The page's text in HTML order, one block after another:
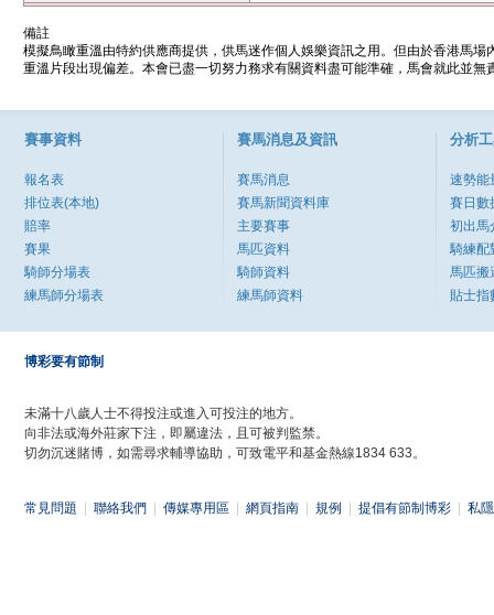
備註
模擬鳥瞰重溫由特約供應商提供，供馬迷作個人娛樂資訊之用。但由於香港馬
重溫片段出現偏差。本會已盡一切努力務求有關資料盡可能準確，馬會就此並
賽事資料
報名表
排位表(本地)
賠率
賽果
騎師分場表
練馬師分場表
賽馬消息及資訊
賽馬消息
賽馬新聞資料庫
主要賽事
馬匹資料
騎師資料
練馬師資料
分析
速勢能
賽日數
初出馬
騎練配
馬匹搬
貼士指
博彩要有節制
未滿十八歲人士不得投注或進入可投注的地方。
向非法或海外莊家下注，即屬違法，且可被判監禁。
切勿沉迷賭博，如需尋求輔導協助，可致電平和基金熱線1834 633。
常見問題 聯絡我們 傳媒專用區 網頁指南 規例 提倡有節制博彩 私